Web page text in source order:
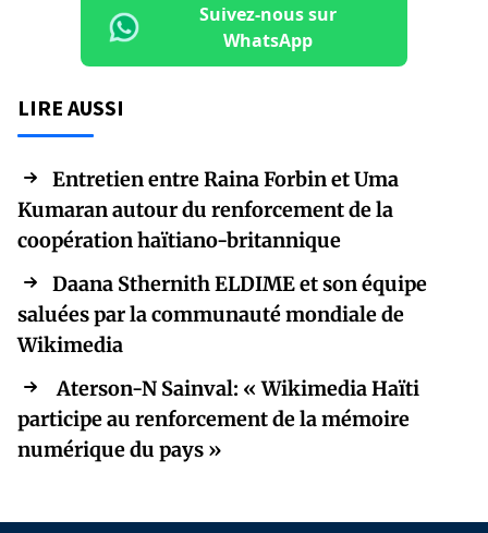
Suivez-nous sur
WhatsApp
LIRE AUSSI
Entretien entre Raina Forbin et Uma
Kumaran autour du renforcement de la
coopération haïtiano-britannique
Daana Sthernith ELDIME et son équipe
saluées par la communauté mondiale de
Wikimedia
Aterson-N Sainval: « Wikimedia Haïti
participe au renforcement de la mémoire
numérique du pays »